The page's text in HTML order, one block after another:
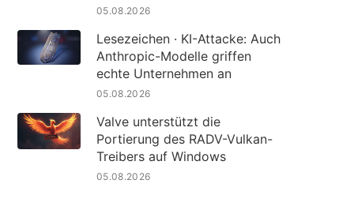
05.08.2026
Lesezeichen · KI-Attacke: Auch
Anthropic-Modelle griffen
echte Unternehmen an
05.08.2026
Valve unterstützt die
Portierung des RADV-Vulkan-
Treibers auf Windows
05.08.2026